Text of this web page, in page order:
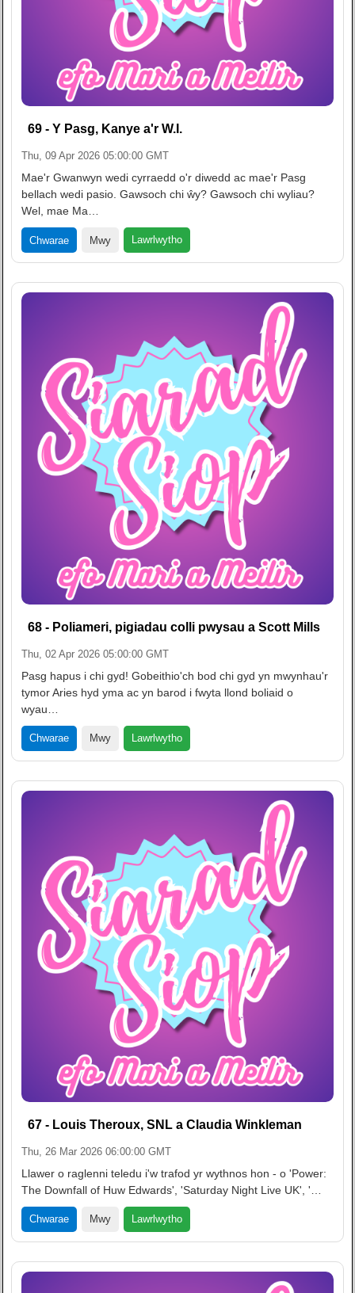
69 - Y Pasg, Kanye a'r W.I.
Thu, 09 Apr 2026 05:00:00 GMT
Mae'r Gwanwyn wedi cyrraedd o'r diwedd ac mae'r Pasg
bellach wedi pasio. Gawsoch chi ŵy? Gawsoch chi wyliau?
Wel, mae Ma…
Chwarae Mwy Lawrlwytho
68 - Poliameri, pigiadau colli pwysau a Scott Mills
Thu, 02 Apr 2026 05:00:00 GMT
Pasg hapus i chi gyd! Gobeithio'ch bod chi gyd yn mwynhau'r
tymor Aries hyd yma ac yn barod i fwyta llond boliaid o
wyau…
Chwarae Mwy Lawrlwytho
67 - Louis Theroux, SNL a Claudia Winkleman
Thu, 26 Mar 2026 06:00:00 GMT
Llawer o raglenni teledu i'w trafod yr wythnos hon - o 'Power:
The Downfall of Huw Edwards', 'Saturday Night Live UK', '…
Chwarae Mwy Lawrlwytho